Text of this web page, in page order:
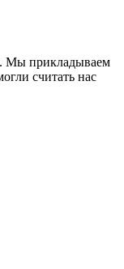
Мы прикладываем
считать нас